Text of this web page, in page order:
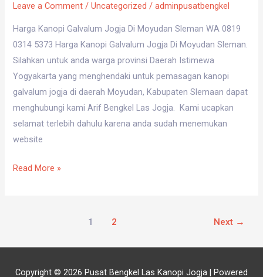
Leave a Comment /Uncategorized /adminpusatbengkel
Harga Kanopi Galvalum Jogja Di Moyudan Sleman WA 0819
0314 5373 Harga Kanopi Galvalum Jogja Di Moyudan Sleman.
Silahkan untuk anda warga provinsi Daerah Istimewa
Yogyakarta yang menghendaki untuk pemasagan kanopi
galvalum jogja di daerah Moyudan, Kabupaten Slemaan dapat
menghubungi kami Arif Bengkel Las Jogja. Kami ucapkan
selamat terlebih dahulu karena anda sudah menemukan
website
Galvalum
Jogja
Di
Moyudan
Sleman
WA
0819
0314
5373
Read More »
1 2 Next →
Copyright © 2026 Pusat Bengkel Las Kanopi Jogja | Powered